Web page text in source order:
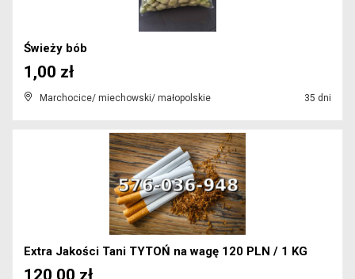
Świeży bób
Marchocice/ miechowski/ małopolskie 35 dni
1,00 zł
Extra Jakości Tani TYTOŃ na wagę 120 PLN / 1 KG
120,00 zł